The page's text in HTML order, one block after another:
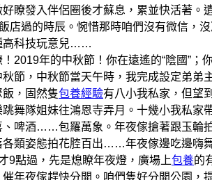
瞭發入伴侶圈後才蘇息，累並快活著。
店過的時辰。惋惜那時咱們沒有微信，
高科技玩意兒……
年的中秋節！你在遠遙的“陰國”；
節，中秋節當天午時，我完成設定弟弟
，固然隻包養經驗有八小我私家，但望
隊姐妹往鴻恩寺弄月。十幾小我私家
、啤酒……包羅萬象。年夜傢搶著跟玉輪
類姿態拍花腔百出……年夜傢邊吃邊嗨
9點過，先是熄瞭年夜燈，廣場上包養的
年夜傢趕快分開。咱們隻好分開公園